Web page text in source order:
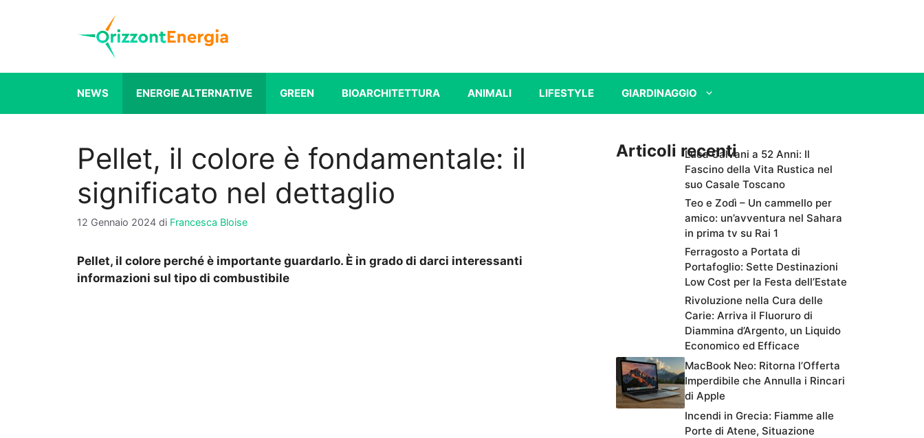
NEWS ENERGIE ALTERNATIVE GREEN BIOARCHITETTURA ANIMALI LIFESTYLE GIARDINAGGIO
Pellet, il colore è fondamentale: il
significato nel dettaglio
12 Gennaio 2024 di Francesca Bloise
Pellet, il colore perché è importante guardarlo. È in grado di darci interessanti
informazioni sul tipo di combustibile
Articoli recentiLuca Calvani a 52 Anni: Il
Fascino della Vita Rustica nel
suo Casale Toscano
Teo e Zodì – Un cammello per
amico: un’avventura nel Sahara
in prima tv su Rai 1
Ferragosto a Portata di
Portafoglio: Sette Destinazioni
Low Cost per la Festa dell’Estate
Rivoluzione nella Cura delle
Carie: Arriva il Fluoruro di
Diammina d’Argento, un Liquido
Economico ed Efficace
MacBook Neo: Ritorna l’Offerta
Imperdibile che Annulla i Rincari
di Apple
Incendi in Grecia: Fiamme alle
Porte di Atene, Situazione